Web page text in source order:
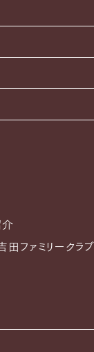
介
田ファミリークラブ